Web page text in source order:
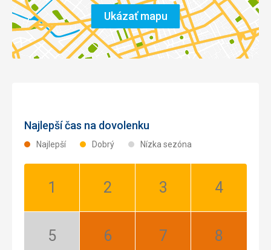
Ukázať mapu
Najlepší čas na dovolenku
Najlepší Dobrý Nízka sezóna
Január:
Február:
Marec:
Apríl:
Máj:
Jún:
Júl:
August: